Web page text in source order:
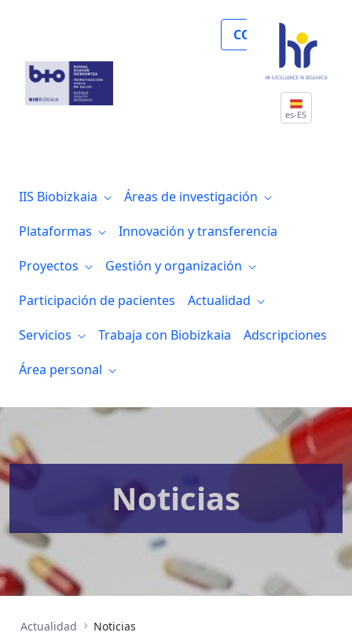
COLABORA
es-ES
IIS Biobizkaia
Áreas de investigación
Plataformas
Innovación y transferencia
Proyectos
Gestión y organización
Participación de pacientes
Actualidad
Servicios
Trabaja con Biobizkaia
Adscripciones
Área personal
Noticias
Actualidad Noticias